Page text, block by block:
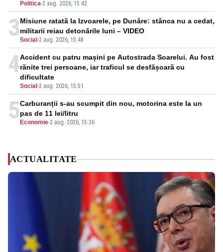
Politica-2 aug. 2026, 15:42
3Social -2 aug. 2026, 15:48
Misiune ratată la Izvoarele, pe Dunăre: stânca nu a cedat,
militarii reiau detonările luni – VIDEO
4
Social -2 aug. 2026, 15:51
Accident cu patru mașini pe Autostrada Soarelui. Au fost
rănite trei persoane, iar traficul se desfășoară cu
dificultate
5 Economie-2 aug. 2026, 15:36
Carburanții s-au scumpit din nou, motorina este la un
pas de 11 lei/litru
ACTUALITATE